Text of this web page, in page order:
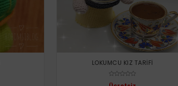
LOKUMCU KIZ TARİFİ